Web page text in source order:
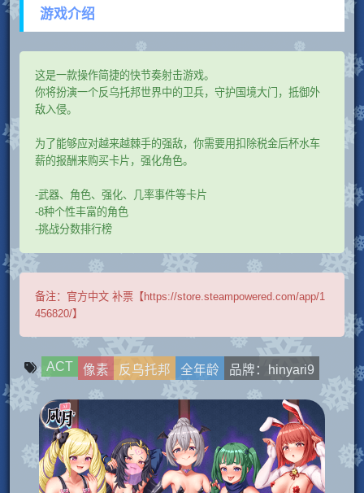
游戏介绍
这是一款操作简捷的快节奏射击游戏。
你将扮演一个反乌托邦世界中的卫兵，守护国境大门，抵御外
敌入侵。
为了能够应对越来越棘手的强敌，你需要用扣除税金后杯水车
薪的报酬来购买卡片，强化角色。
-武器、角色、强化、几率事件等卡片
-8种个性丰富的角色
-挑战分数排行榜
备注： 官方中文 补票【https://store.steampowered.com/app/1
456820/】
ACT 像素 反乌托邦 全年龄 品牌：hinyari9